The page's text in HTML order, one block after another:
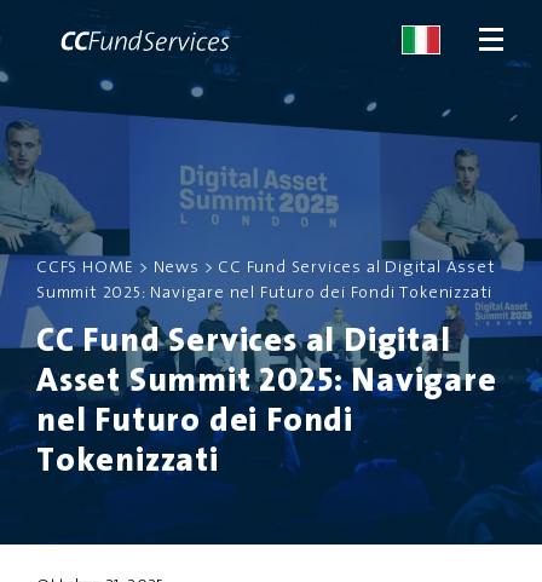
CHI SIAMO
SERVIZI
MALTA
SERVIZI
NEWS
CCFS HOME > News > CC Fund Services al Digital Asset
Summit 2025: Navigare nel Futuro dei Fondi Tokenizzati
CC Fund Services al Digital
Asset Summit 2025: Navigare
nel Futuro dei Fondi
Tokenizzati